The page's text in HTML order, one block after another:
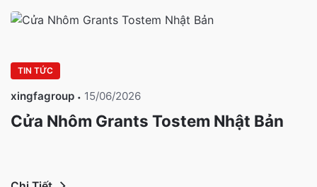
TIN TỨC
xingfagroup 15/06/2026
Cửa Nhôm Grants Tostem Nhật Bản